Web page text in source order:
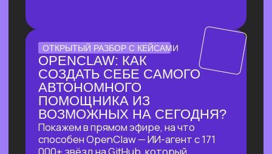
СМИ
как собрать список компаний,
данные и инфографику по нужной
теме
как из самого примитивного
черновика «получить текст
уровня хорошего медиа»
Узнать подробнее